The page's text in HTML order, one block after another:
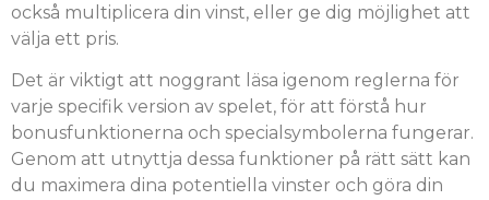
också multiplicera din vinst, eller ge dig möjlighet att
välja ett pris.
Det är viktigt att noggrant läsa igenom reglerna för
varje specifik version av spelet, för att förstå hur
bonusfunktionerna och specialsymbolerna fungerar.
Genom att utnyttja dessa funktioner på rätt sätt kan
du maximera dina potentiella vinster och göra din